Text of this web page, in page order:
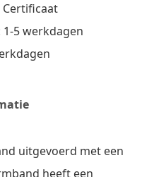
5 werkdagen
uitgevoerd met een
heeft een